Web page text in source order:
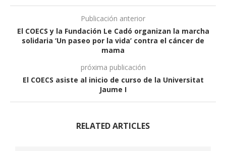
Publicación anterior
El COECS y la Fundación Le Cadó organizan la marcha
solidaria ‘Un paseo por la vida’ contra el cáncer de
mama
próxima publicación
El COECS asiste al inicio de curso de la Universitat
Jaume I
RELATED ARTICLES